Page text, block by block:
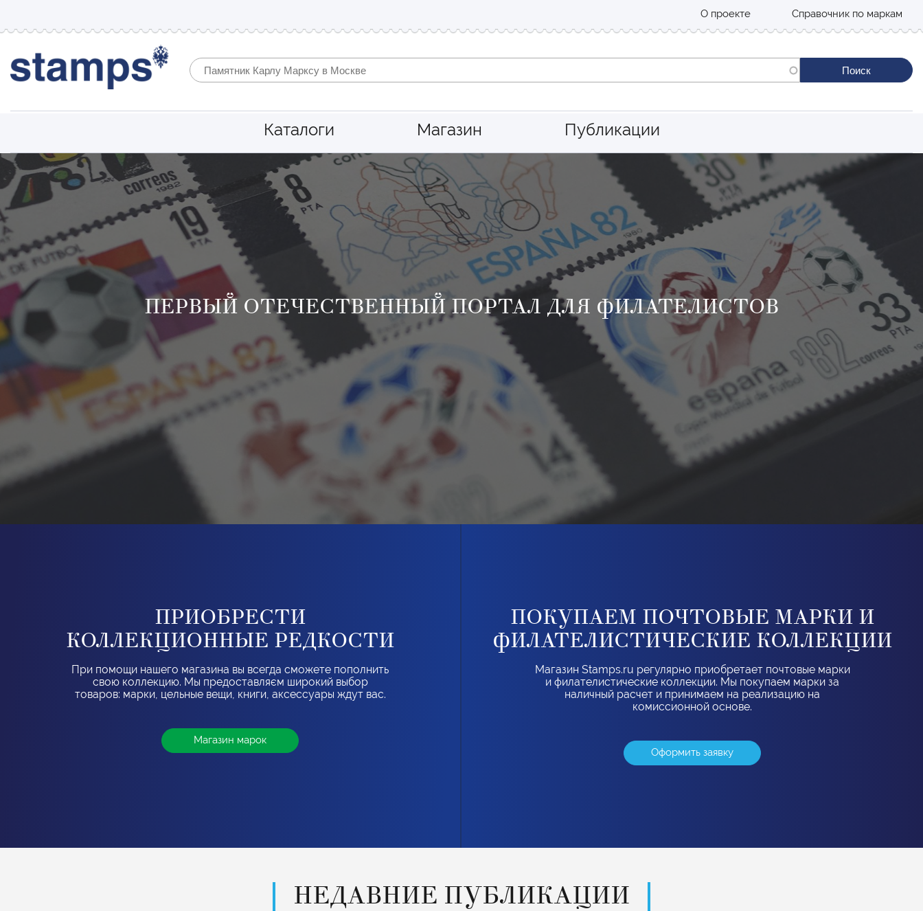
О проекте Справочник по маркам
Каталоги Магазин Публикации
ПЕРВЫЙ ОТЕЧЕСТВЕННЫЙ ПОРТАЛ ДЛЯ ФИЛАТЕЛИСТОВ
ПРИОБРЕСТИ
КОЛЛЕКЦИОННЫЕ РЕДКОСТИ
При помощи нашего магазина вы всегда сможете пополнить
свою коллекцию. Мы предоставляєм широкий выбор
товаров: марки, цельные вещи, книги, аксессуары ждут вас.
Магазин марок
ПОКУПАЕМ ПОЧТОВЫЕ МАРКИ И
ФИЛАТЕЛИСТИЧЕСКИЕ КОЛЛЕКЦИИ
Магазин Stamps.ru регулярно приобретает почтовые марки
и филателистические коллекции. Мы покупаем марки за
наличный расчет и принимаем на реализацию на
комиссионной основе.
Оформить заявку
НЕДАВНИЕ ПУБЛИКАЦИИ